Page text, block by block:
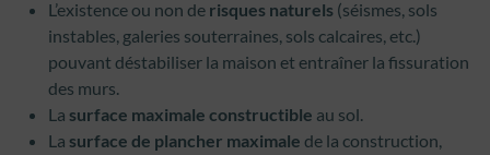
L’existence ou non de risques naturels (séismes, sols
instables, galeries souterraines, sols calcaires, etc.)
pouvant déstabiliser la maison et entraîner la fissuration
des murs.
La surface maximale constructible au sol.
La surface de plancher maximale de la construction,